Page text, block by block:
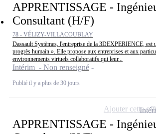
APPRENTISSAGE -
Consultant (H/F)
78 - VÉLIZY-VILLACOUBLAY
Dassault Systèmes, l'entreprise de la 3DEXPERIENCE, est
progrès humain ». Elle propose aux entreprises et aux
environnements virtuels collaboratifs qui leur...
Intérim - Non renseigné
Publié il y a plus de 30 jours
APPRENTISSAGE -
Ajouter cette